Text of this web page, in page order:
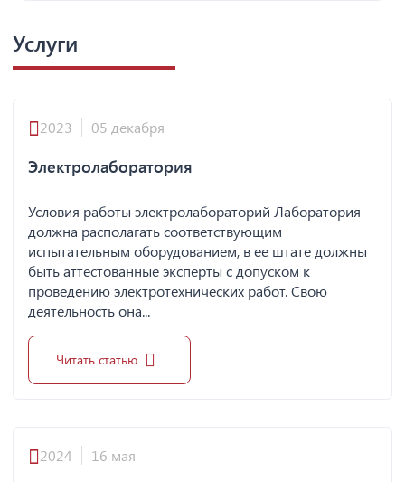
Услуги
2023 05 декабря
Электролаборатория
Условия работы электролабораторий Лаборатория
должна располагать соответствующим
испытательным оборудованием, в ее штате должны
быть аттестованные эксперты с допуском к
проведению электротехнических работ. Свою
деятельность она...
Читать статью
2024 16 мая